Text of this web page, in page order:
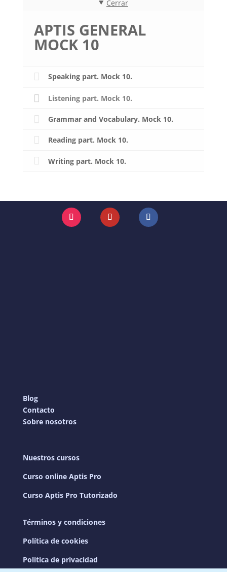
Cerrar
APTIS GENERAL
MOCK 10
Speaking part. Mock 10.
Listening part. Mock 10.
Grammar and Vocabulary. Mock 10.
Reading part. Mock 10.
Writing part. Mock 10.
Instagram YouTube Facebook
Blog
Contacto
Sobre nosotros
Nuestros cursos
Curso online Aptis Pro
Curso Aptis Pro Tutorizado
Términos y condiciones
Política de cookies
Política de privacidad